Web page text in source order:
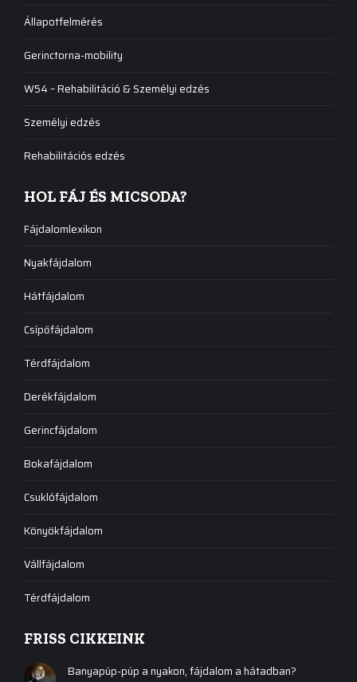
Állapotfelmérés
Gerinctorna-mobility
W54 – Rehabilitáció & Személyi edzés
Személyi edzés
Rehabilitációs edzés
HOL FÁJ ÉS MICSODA?
Fájdalomlexikon
Nyakfájdalom
Hátfájdalom
Csípőfájdalom
Térdfájdalom
Derékfájdalom
Gerincfájdalom
Bokafájdalom
Csuklófájdalom
Könyökfájdalom
Vállfájdalom
Térdfájdalom
FRISS CIKKEINK
Banyapúp-púp a nyakon, fájdalom a hátadban?